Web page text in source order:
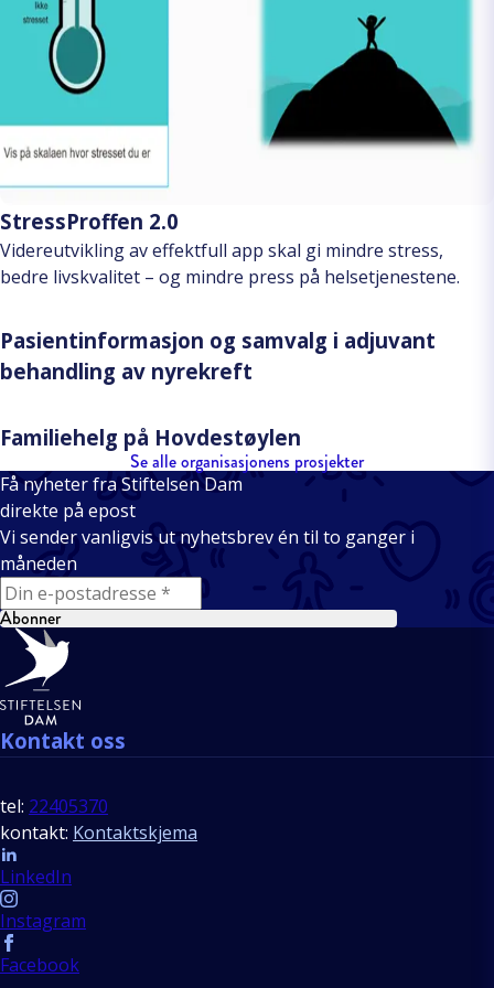
StressProffen 2.0
Videreutvikling av effektfull app skal gi mindre stress,
bedre livskvalitet – og mindre press på helsetjenestene.
Pasientinformasjon og samvalg i adjuvant
behandling av nyrekreft
Familiehelg på Hovdestøylen
Se alle organisasjonens prosjekter
Få nyheter fra Stiftelsen Dam
direkte på epost
Vi sender vanligvis ut nyhetsbrev én til to ganger i
måneden
E-mail
Abonner
Bunntekst
Kontakt oss
tel: 22405370
kontakt: Kontaktskjema
Follow us
LinkedIn
Instagram
Facebook